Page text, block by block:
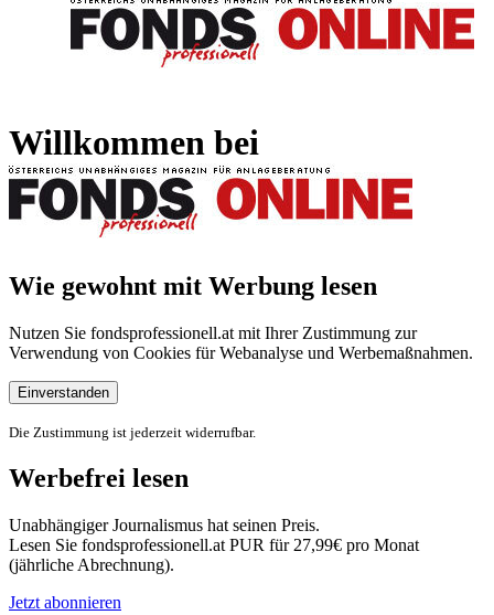
Willkommen bei
Wie gewohnt mit Werbung lesen
Nutzen Sie fondsprofessionell.at mit Ihrer Zustimmung zur
Verwendung von Cookies für Webanalyse und Werbemaßnahmen.
Einverstanden
Die Zustimmung ist jederzeit widerrufbar.
Werbefrei lesen
Unabhängiger Journalismus hat seinen Preis.
Lesen Sie fondsprofessionell.at PUR für 27,99€ pro Monat
(jährliche Abrechnung).
Jetzt abonnieren